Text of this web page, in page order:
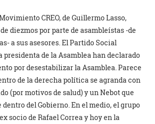
CREO, de Guillermo Lasso,
diezmos por parte de asambleístas -de
a sus asesores. El Partido Social
presidenta de la Asamblea han declarado
por desestabilizar la Asamblea. Parece
de la derecha política se agranda con
(por motivos de salud) y un Nebot que
del Gobierno. En el medio, el grupo
socio de Rafael Correa y hoy en la